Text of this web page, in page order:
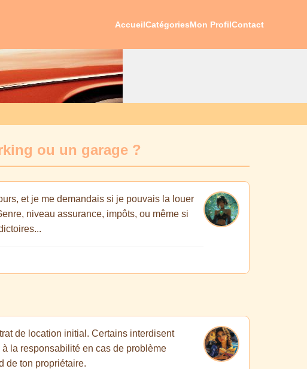
AccueilCatégoriesMon ProfilContact
ou un garage ?
et je me demandais si je pouvais la louer
niveau assurance, impôts, ou même si
de location initial. Certains interdisent
la responsabilité en cas de problème
de ton propriétaire.